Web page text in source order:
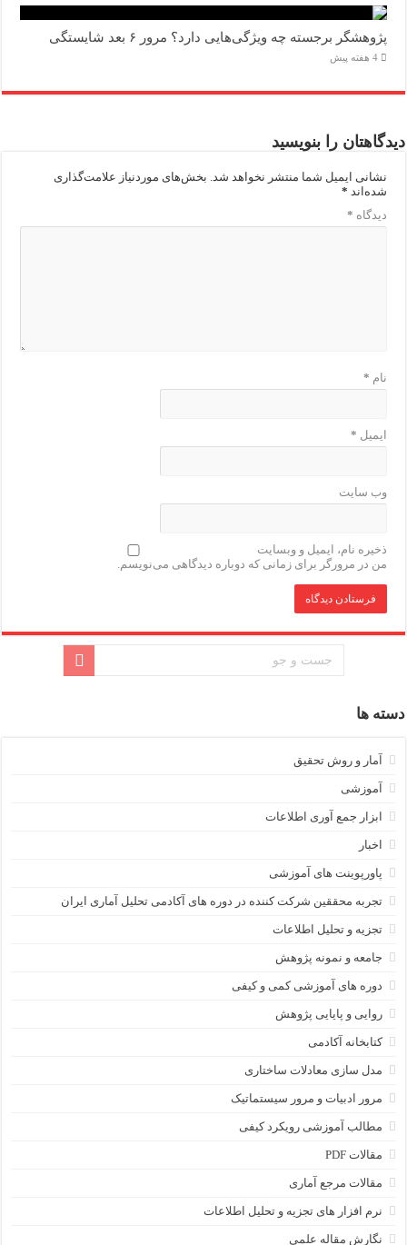
پژوهشگر برجسته چه ویژگی‌هایی دارد؟ مرور ۶ بعد شایستگی
4 هفته پیش
دیدگاهتان را بنویسید
نشانی ایمیل شما منتشر نخواهد شد. بخش‌های موردنیاز علامت‌گذاری
شده‌اند *
دیدگاه *
نام *
ایمیل *
وب‌ سایت
ذخیره نام، ایمیل و وبسایت
من در مرورگر برای زمانی که دوباره دیدگاهی می‌نویسم.
دسته ها
آمار و روش تحقیق
آموزشی
ابزار جمع آوری اطلاعات
اخبار
پاورپوینت های آموزشی
تجربه محققین شرکت کننده در دوره های آکادمی تحلیل آماری ایران
تجزیه و تحلیل اطلاعات
جامعه و نمونه پژوهش
دوره های آموزشی کمی و کیفی
روایی و پایایی پژوهش
کتابخانه آکادمی
مدل سازی معادلات ساختاری
مرور ادبیات و مرور سیستماتیک
مطالب آموزشی رویکرد کیفی
مقالات PDF
مقالات مرجع آماری
نرم افزار های تجزیه و تحلیل اطلاعات
نگارش مقاله علمی